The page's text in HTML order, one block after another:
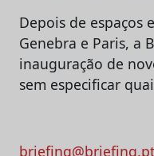
Depois de espaços
Genebra e Paris, a
inauguração de
sem especificar
briefing@briefing.pt